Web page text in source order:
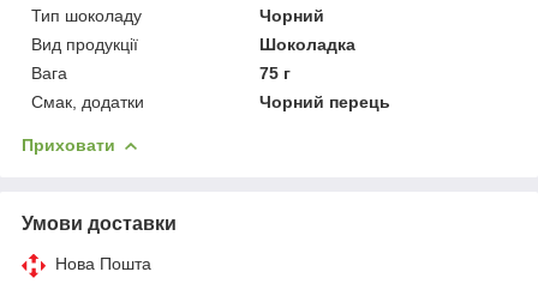
Тип шоколаду
Чорний
Вид продукції
Шоколадка
Вага
75 г
Смак, додатки
Чорний перець
Приховати
Умови доставки
Нова Пошта